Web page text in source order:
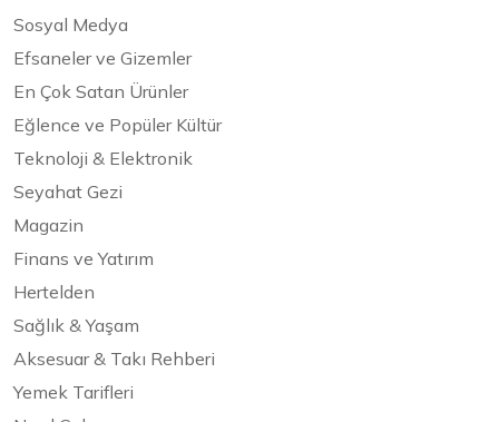
Sosyal Medya
Efsaneler ve Gizemler
En Çok Satan Ürünler
Eğlence ve Popüler Kültür
Teknoloji & Elektronik
Seyahat Gezi
Magazin
Finans ve Yatırım
Hertelden
Sağlık & Yaşam
Aksesuar & Takı Rehberi
Yemek Tarifleri